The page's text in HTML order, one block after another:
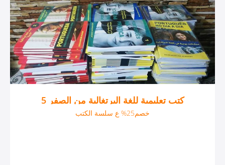
5 كتب تعليمية للغة البرتغالية من الصفر
خصم25% ع سلسة الكتب